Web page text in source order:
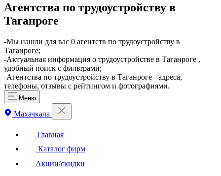
Агентства по трудоустройству в
Таганроге
​-Мы нашли для вас 0 агентств по трудоустройству в
Таганроге;
-Актуальная информация о трудоустройстве в Таганроге ,
удобный поиск с фильтрами;
-Агентства по трудоустройству в Таганроге - адреса,
телефоны, отзывы с рейтингом и фотографиями.
Меню
Махачкала
Главная
Каталог фирм
Акции/скидки